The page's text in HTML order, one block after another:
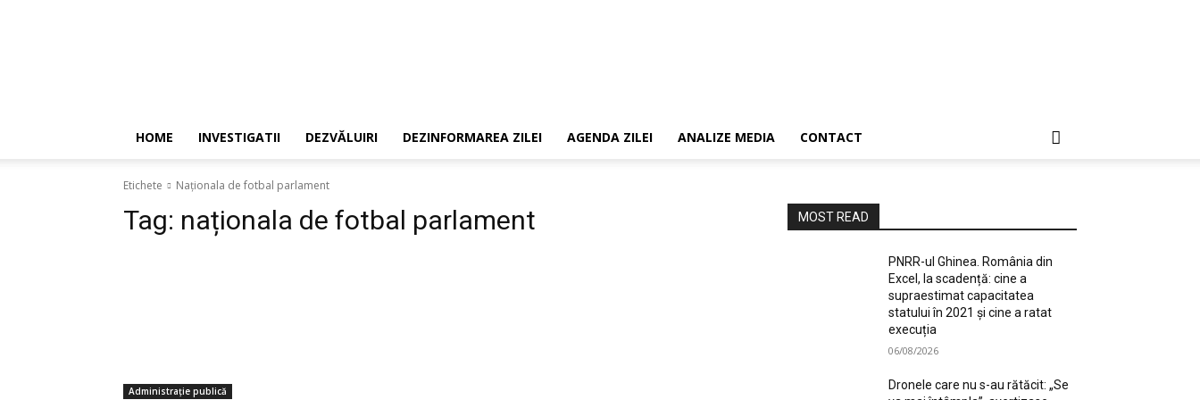
HOME INVESTIGATII DEZVĂLUIRI DEZINFORMAREA ZILEI AGENDA ZILEI ANALIZE MEDIA CONTACT
Etichete Naționala de fotbal parlament
Tag: naționala de fotbal parlament
Administrație publică
MOST READ
PNRR-ul Ghinea. România din
Excel, la scadență: cine a
supraestimat capacitatea
statului în 2021 și cine a ratat
execuția
06/08/2026
Dronele care nu s-au rătăcit: „Se